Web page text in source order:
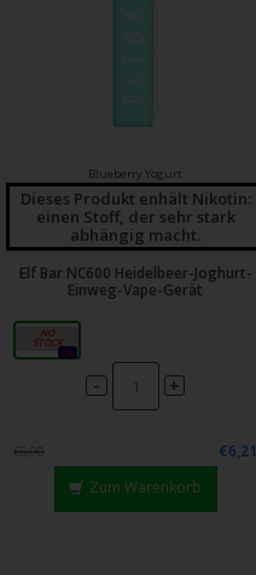
Blueberry Yogurt
Dieses Produkt enhält Nikotin:
einen Stoff, der sehr stark
abhängig macht.
Elf Bar NC600 Heidelbeer-Joghurt-
Einweg-Vape-Gerät
20 mg
0x
- +
€6,90
€6,21
Zum Warenkorb